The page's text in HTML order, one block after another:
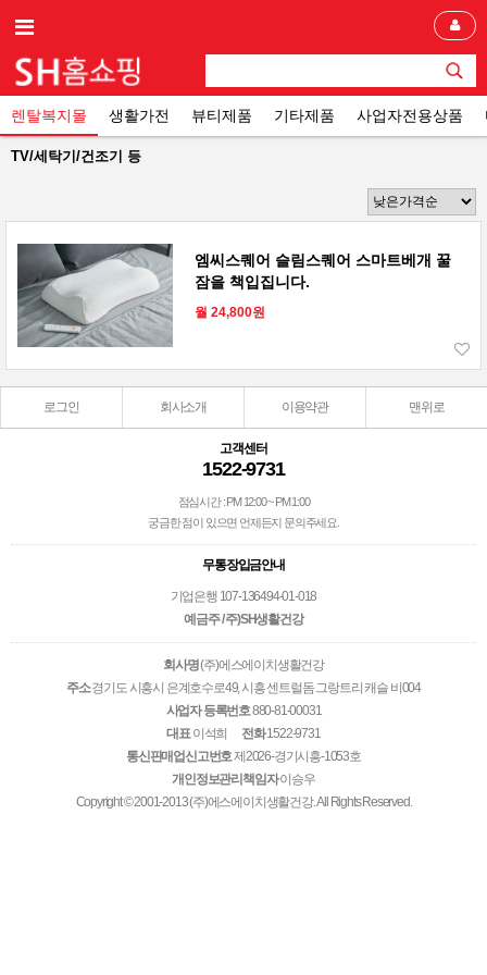
렌탈복지몰 생활가전 뷰티제품 기타제품 사업자전용상품
TV/세탁기/건조기 등
엠씨스퀘어 슬림스퀘어 스마트베개 꿀
잠을 책입집니다.
월 24,800원
로그인 회사소개 이용약관 맨위로
고객센터
1522-9731
점심시간 : PM 12:00 ~ PM 1:00
궁금한 점이 있으면 언제든지 문의주세요.
무통장입금안내
기업은행 107-136494-01-018
예금주 / 주)SH생활건강
회사명(주)에스에이치생활건강
주소경기도 시흥시 은계호수로49, 시흥 센트럴돔 그랑트리 캐슬 비004
사업자 등록번호880-81-00031
대표이석희 전화1522-9731
통신판매업신고번호제2026-경기시흥-1053호
개인정보관리책임자이승우
Copyright © 2001-2013 (주)에스에이치생활건강. All Rights Reserved.